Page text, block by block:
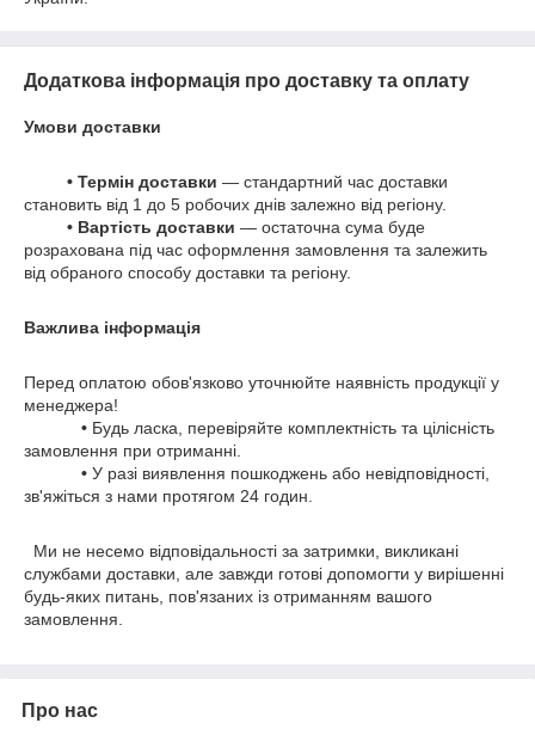
Додаткова інформація про доставку та оплату
Умови доставки
• Термін доставки — стандартний час доставки
становить від 1 до 5 робочих днів залежно від регіону.
• Вартість доставки — остаточна сума буде
розрахована під час оформлення замовлення та залежить
від обраного способу доставки та регіону.
Важлива інформація
Перед оплатою обов'язково уточнюйте наявність продукції у
менеджера!
• Будь ласка, перевіряйте комплектність та цілісність
замовлення при отриманні.
• У разі виявлення пошкоджень або невідповідності,
зв'яжіться з нами протягом 24 годин.
Ми не несемо відповідальності за затримки, викликані
службами доставки, але завжди готові допомогти у вирішенні
будь-яких питань, пов'язаних із отриманням вашого
замовлення.
Про нас